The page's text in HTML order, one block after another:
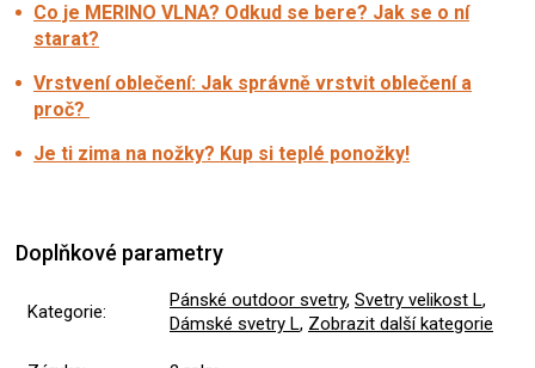
Co je MERINO VLNA? Odkud se bere? Jak se o ní
starat?
Vrstvení oblečení: Jak správně vrstvit oblečení a
proč?
Je ti zima na nožky? Kup si teplé ponožky!
Doplňkové parametry
Kategorie:
Pánské outdoor svetry, Svetry velikost L,
Dámské svetry L, Zobrazit další kategorie